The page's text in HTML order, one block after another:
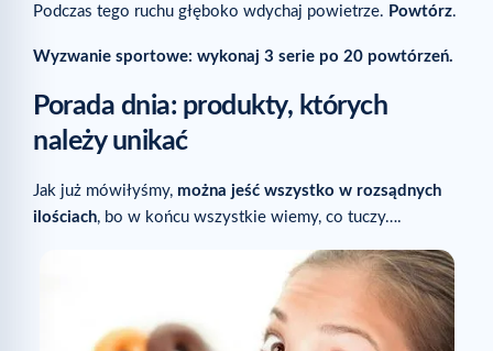
Podczas tego ruchu głęboko wdychaj powietrze. Powtórz.
Wyzwanie sportowe: wykonaj 3 serie po 20 powtórzeń.
Porada dnia: produkty, których
należy unikać
Jak już mówiłyśmy, można jeść wszystko w rozsądnych
ilościach, bo w końcu wszystkie wiemy, co tuczy….